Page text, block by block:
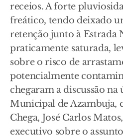
receios. A forte
freático, tendo deixado
retenção junto à Estrada
praticamente saturada,
sobre o risco de
potencialmente
chegaram a discussão
Municipal de Azambuja,
Chega, José Carlos
executivo sobre o